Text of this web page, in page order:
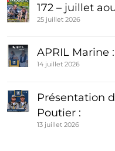
172 – juillet
25 juillet 2026
APRIL Marine
14 juillet 2026
Présentation
Poutier :
13 juillet 2026